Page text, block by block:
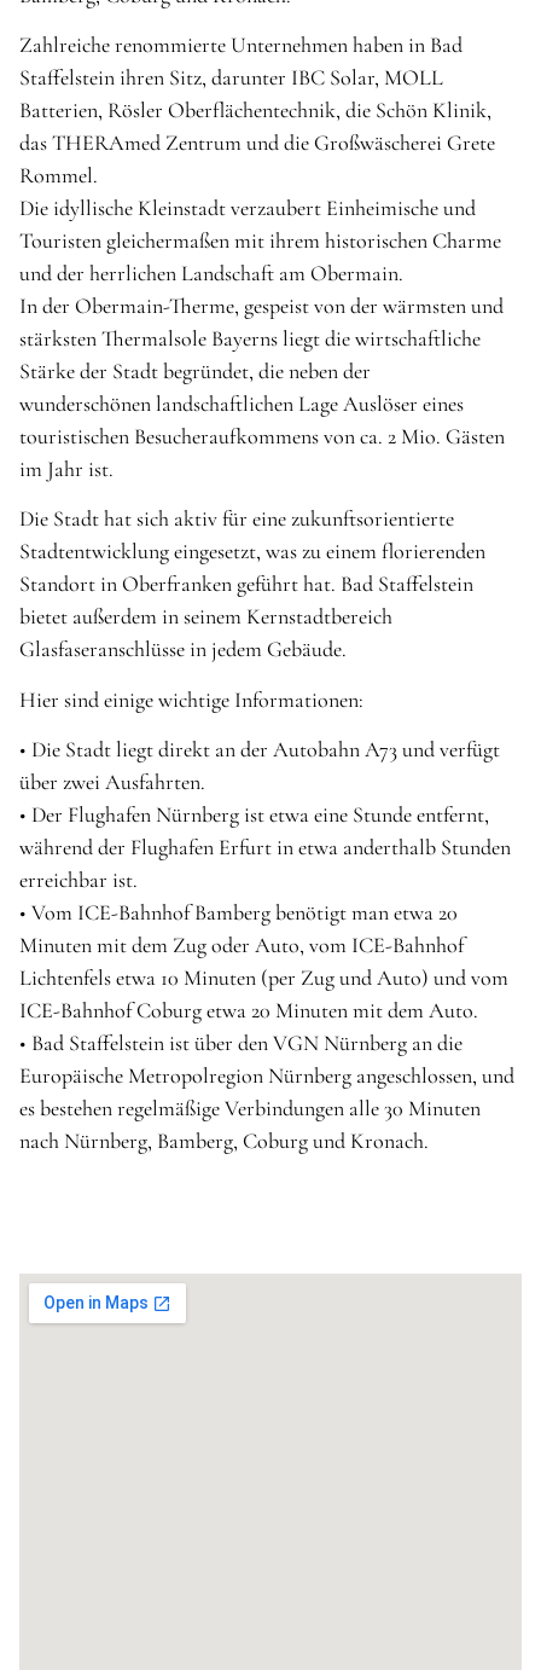
Zahlreiche renommierte Unternehmen haben in Bad
Staffelstein ihren Sitz, darunter IBC Solar, MOLL
Batterien, Rösler Oberflächentechnik, die Schön Klinik,
das THERAmed Zentrum und die Großwäscherei Grete
Rommel.
Die idyllische Kleinstadt verzaubert Einheimische und
Touristen gleichermaßen mit ihrem historischen Charme
und der herrlichen Landschaft am Obermain.
In der Obermain-Therme, gespeist von der wärmsten und
stärksten Thermalsole Bayerns liegt die wirtschaftliche
Stärke der Stadt begründet, die neben der
wunderschönen landschaftlichen Lage Auslöser eines
touristischen Besucheraufkommens von ca. 2 Mio. Gästen
im Jahr ist.
Die Stadt hat sich aktiv für eine zukunftsorientierte
Stadtentwicklung eingesetzt, was zu einem florierenden
Standort in Oberfranken geführt hat. Bad Staffelstein
bietet außerdem in seinem Kernstadtbereich
Glasfaseranschlüsse in jedem Gebäude.
Hier sind einige wichtige Informationen:
• Die Stadt liegt direkt an der Autobahn A73 und verfügt
über zwei Ausfahrten.
• Der Flughafen Nürnberg ist etwa eine Stunde entfernt,
während der Flughafen Erfurt in etwa anderthalb Stunden
erreichbar ist.
• Vom ICE-Bahnhof Bamberg benötigt man etwa 20
Minuten mit dem Zug oder Auto, vom ICE-Bahnhof
Lichtenfels etwa 10 Minuten (per Zug und Auto) und vom
ICE-Bahnhof Coburg etwa 20 Minuten mit dem Auto.
• Bad Staffelstein ist über den VGN Nürnberg an die
Europäische Metropolregion Nürnberg angeschlossen, und
es bestehen regelmäßige Verbindungen alle 30 Minuten
nach Nürnberg, Bamberg, Coburg und Kronach.